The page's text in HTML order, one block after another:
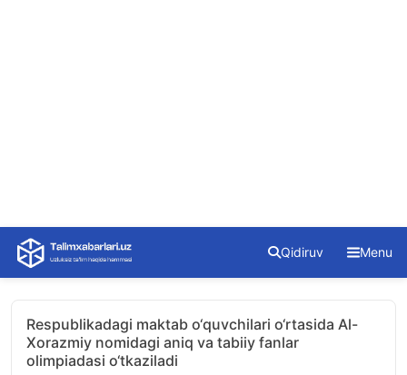
Skip
content
Qidiruv Menu
Respublikadagi maktab o‘quvchilari o‘rtasida Al-
Xorazmiy nomidagi aniq va tabiiy fanlar
olimpiadasi o‘tkaziladi